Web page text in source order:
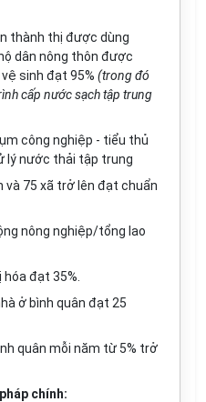
thành thị được dùng
dân nông thôn được
vệ sinh đạt 95% (trong đó
cấp nước sạch tập trung
công nghiệp - tiểu thủ
lý nước thải tập trung
và 75 xã trở lên đạt chuẩn
nông nghiệp/tổng lao
đạt 35%.
ở bình quân đạt 25
quân mỗi năm từ 5% trở
chính: